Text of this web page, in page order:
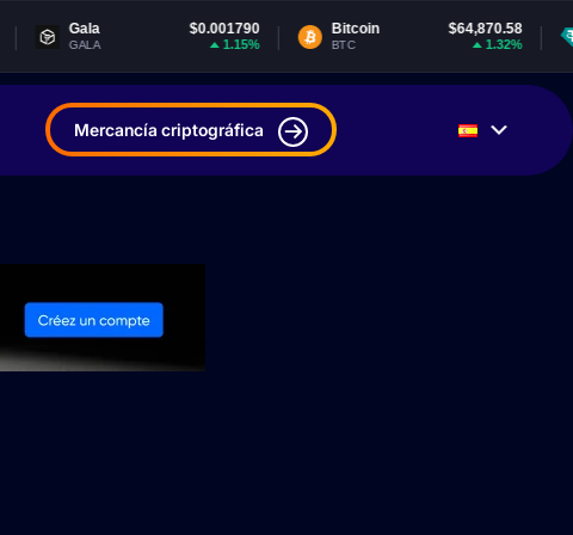
$0.001790 Bitcoin $64,870.58
BTC
Tether USDt
USDT
Mercancía criptográfica